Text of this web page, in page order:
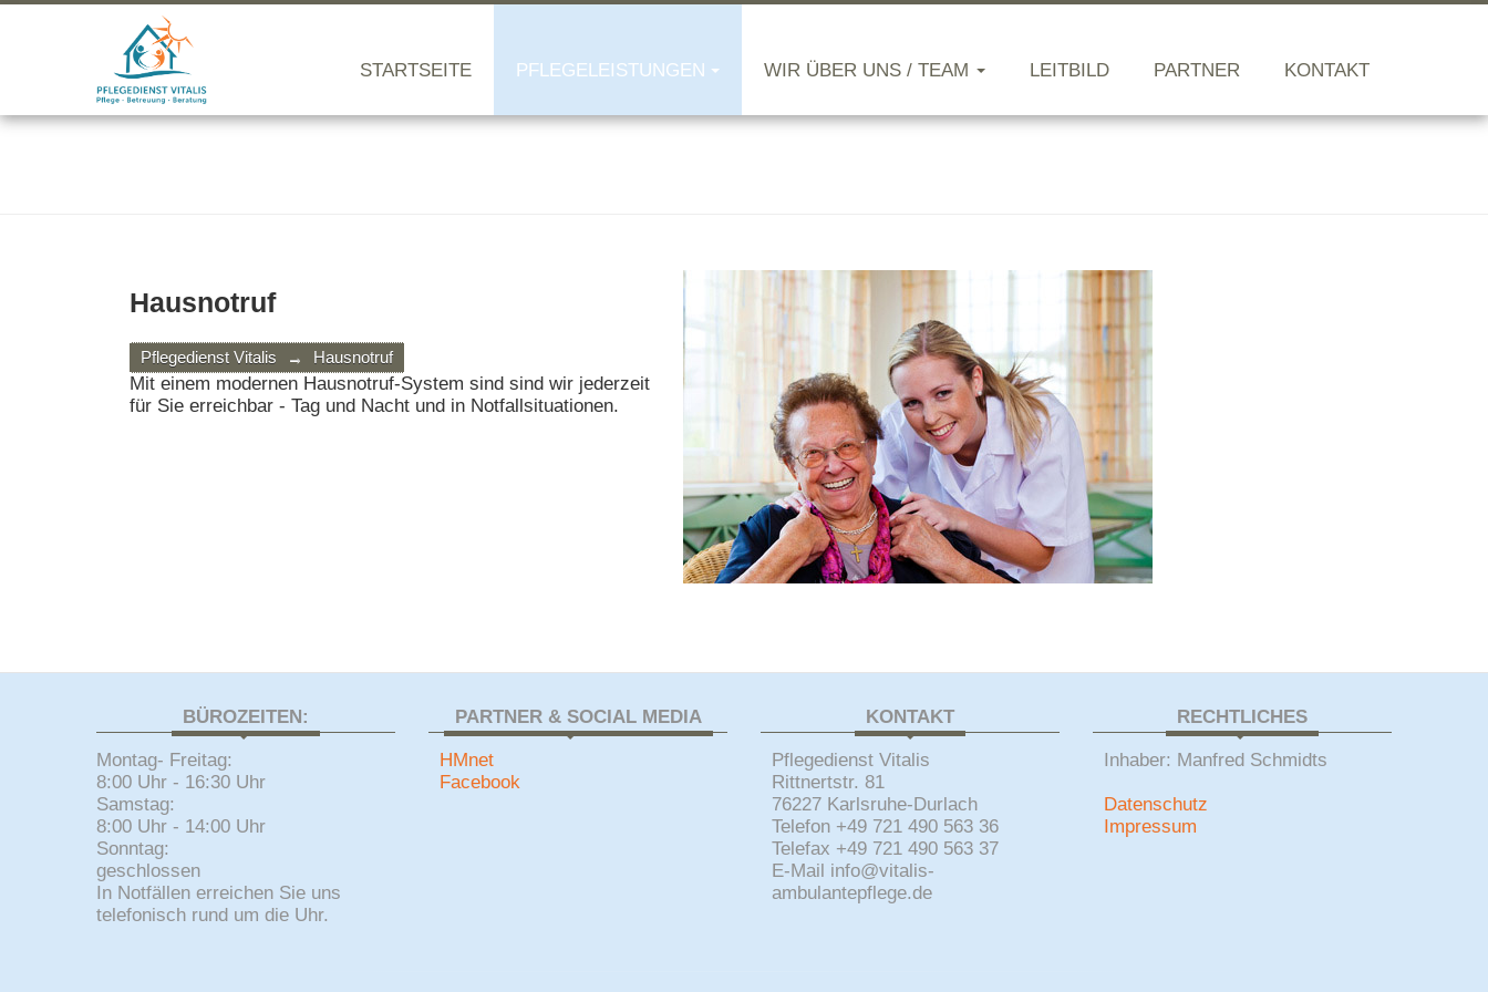
STARTSEITE PFLEGELEISTUNGEN WIR ÜBER UNS / TEAM LEITBILD PARTNER KONTAKT
Hausnotruf
Pflegedienst Vitalis → Hausnotruf
Mit einem modernen Hausnotruf-System sind sind wir jederzeit
für Sie erreichbar - Tag und Nacht und in Notfallsituationen.
BÜROZEITEN:
Montag- Freitag:
8:00 Uhr - 16:30 Uhr
Samstag:
8:00 Uhr - 14:00 Uhr
Sonntag:
geschlossen
In Notfällen erreichen Sie uns
telefonisch rund um die Uhr.
PARTNER & SOCIAL MEDIA
HMnet
Facebook
KONTAKT
Pflegedienst Vitalis
Rittnertstr. 81
76227 Karlsruhe-Durlach
Telefon +49 721 490 563 36
Telefax +49 721 490 563 37
E-Mail info@vitalis-
ambulantepflege.de
RECHTLICHES
Inhaber: Manfred Schmidts
Datenschutz
Impressum